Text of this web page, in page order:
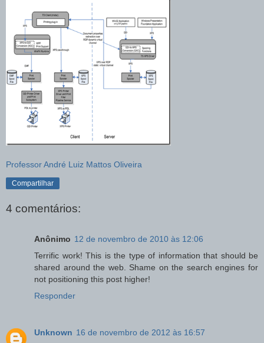
Professor André Luiz Mattos Oliveira
Compartilhar
4 comentários:
Anônimo 12 de novembro de 2010 às 12:06
Terrific work! This is the type of information that should be
shared around the web. Shame on the search engines for
not positioning this post higher!
Responder
Unknown 16 de novembro de 2012 às 16:57